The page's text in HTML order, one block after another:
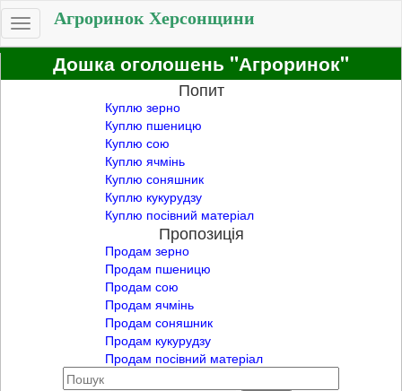
Toggle
navigation
Агроринок Херсонщини
Дошка оголошень "Агроринок"
Попит
Куплю зерно
Куплю пшеницю
Куплю сою
Куплю ячмінь
Куплю соняшник
Куплю кукурудзу
Куплю посівний матеріал
Пропозиція
Продам зерно
Продам пшеницю
Продам сою
Продам ячмінь
Продам соняшник
Продам кукурудзу
Продам посівний матеріал